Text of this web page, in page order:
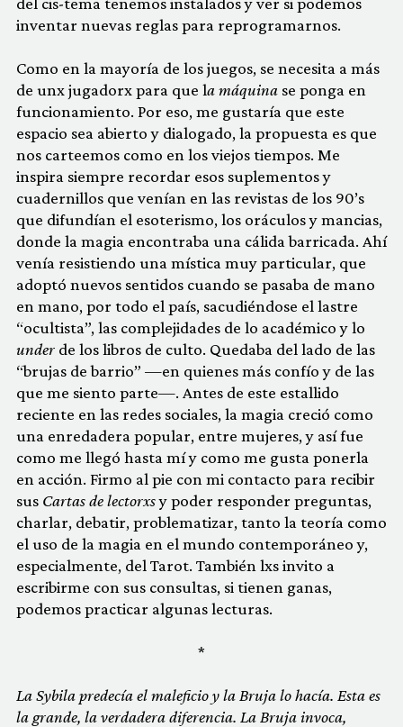
inventar nuevas reglas para reprogramarnos.
Como en la mayoría de los juegos, se necesita a más
de unx jugadorx para que la máquina se ponga en
funcionamiento. Por eso, me gustaría que este
espacio sea abierto y dialogado, la propuesta es que
nos carteemos como en los viejos tiempos. Me
inspira siempre recordar esos suplementos y
cuadernillos que venían en las revistas de los 90’s
que difundían el esoterismo, los oráculos y mancias,
donde la magia encontraba una cálida barricada. Ahí
venía resistiendo una mística muy particular, que
adoptó nuevos sentidos cuando se pasaba de mano
en mano, por todo el país, sacudiéndose el lastre
“ocultista”, las complejidades de lo académico y lo
under de los libros de culto. Quedaba del lado de las
“brujas de barrio” —en quienes más confío y de las
que me siento parte—. Antes de este estallido
reciente en las redes sociales, la magia creció como
una enredadera popular, entre mujeres, y así fue
como me llegó hasta mí y como me gusta ponerla
en acción. Firmo al pie con mi contacto para recibir
sus Cartas de lectorxsy poder responder preguntas,
charlar, debatir, problematizar, tanto la teoría como
el uso de la magia en el mundo contemporáneo y,
especialmente, del Tarot. También lxs invito a
escribirme con sus consultas, si tienen ganas,
podemos practicar algunas lecturas.
*
La Sybila predecía el maleficio y la Bruja lo hacía. Esta es
la grande, la verdadera diferencia. La Bruja invoca,